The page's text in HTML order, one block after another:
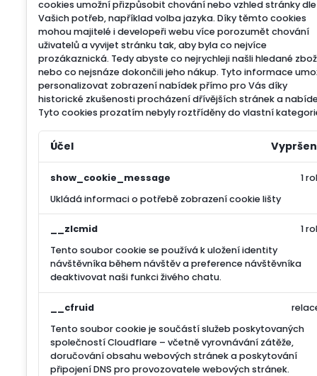
cookies umožní přizpůsobit chování nebo vzhled stránky dle
Vašich potřeb, například volba jazyka. Díky těmto cookies
mohou majitelé i developeři webu více porozumět chování
uživatelů a vyvijet stránku tak, aby byla co nejvíce
prozákaznická. Tedy abyste co nejrychleji našli hledané
nebo co nejsnáze dokončili jeho nákup. Tyto informace
personalizovat zobrazení nabídek přímo pro Vás díky
historické zkušenosti procházení dřívějších stránek a
Tyto cookies prozatím nebyly roztříděny do vlastní
Účel
show_cookie_message
Ukládá informaci o potřebě zobrazení cookie lišty
1
__zlcmid
Tento soubor cookie se používá k uložení identity
návštěvníka během návštěv a preference návštěvníka
deaktivovat naši funkci živého chatu.
1
__cfruid
Tento soubor cookie je součástí služeb poskytovaných
společností Cloudflare – včetně vyrovnávání zátěže,
doručování obsahu webových stránek a poskytování
připojení DNS pro provozovatele webových stránek.